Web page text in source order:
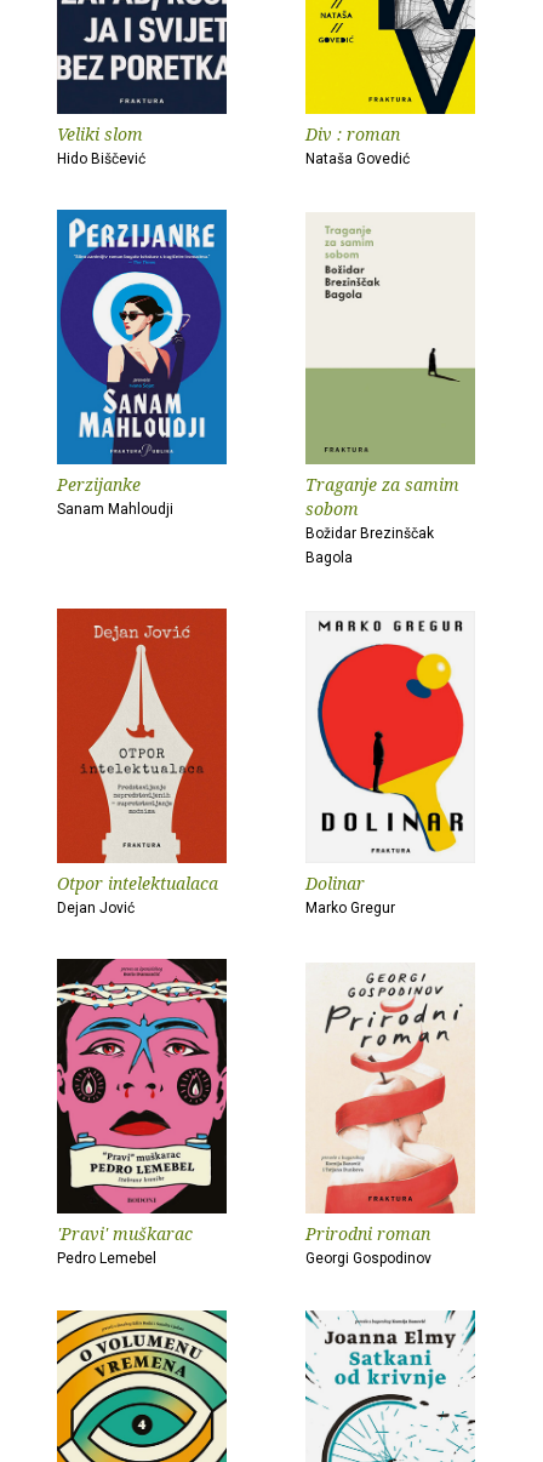
Veliki slom
Hido Biščević
Div : roman
Nataša Govedić
Perzijanke
Sanam Mahloudji
Traganje za samim
sobom
Božidar Brezinščak
Bagola
Otpor intelektualaca
Dejan Jović
Dolinar
Marko Gregur
'Pravi' muškarac
Pedro Lemebel
Prirodni roman
Georgi Gospodinov